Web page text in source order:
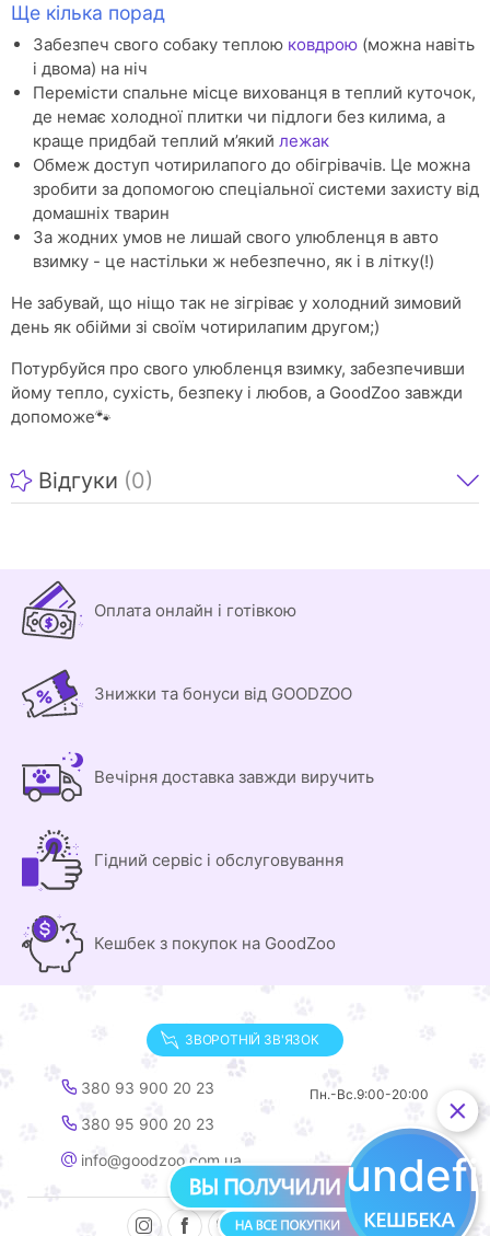
Ще кілька порад
Забезпеч свого собаку теплою ковдрою (можна навіть
і двома) на ніч
Перемісти спальне місце вихованця в теплий куточок,
де немає холодної плитки чи підлоги без килима, а
краще придбай теплий м’який лежак
Обмеж доступ чотирилапого до обігрівачів. Це можна
зробити за допомогою спеціальної системи захисту від
домашніх тварин
За жодних умов не лишай свого улюбленця в авто
взимку - це настільки ж небезпечно, як і в літку(!)
Не забувай, що ніщо так не зігріває у холодний зимовий
день як обійми зі своїм чотирилапим другом;)
Потурбуйся про свого улюбленця взимку, забезпечивши
йому тепло, сухість, безпеку і любов, а GoodZoo завжди
допоможе🐾
Відгуки (0)
Оплата онлайн і готівкою
Знижки та бонуси від GOODZOO
Вечірня доставка завжди виручить
Гідний сервіс і обслуговування
Кешбек з покупок на GoodZoo
ЗВОРОТНІЙ ЗВ'ЯЗОК
380 93 900 20 23
380 95 900 20 23
info@goodzoo.com.ua
Пн.-Вс.9:00-20:00